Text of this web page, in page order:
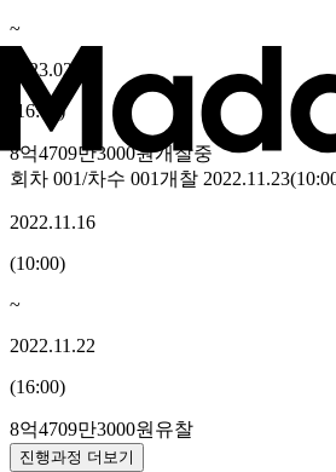
~
2023.02.14
16:00 )
8억4709만3000원개찰중
회차 001/차수 001개찰 2022.11.23(
2022.11.16
(10:00)
~
2022.11.22
(16:00)
8억4709만3000원 유찰
진행과정 더보기